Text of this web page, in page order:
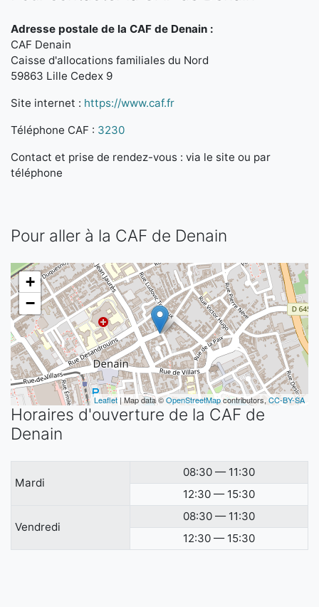
Adresse postale de la CAF de Denain :
CAF Denain
Caisse d'allocations familiales du Nord
59863 Lille Cedex 9
Site internet : https://www.caf.fr
Téléphone CAF : 3230
Contact et prise de rendez-vous : via le site ou par
téléphone
Pour aller à la CAF de Denain
+
−
Leaflet | Map data ©OpenStreetMapcontributors, CC-BY-SA
Horaires d'ouverture de la CAF de
Denain
Mardi
08:30 — 11:30
12:30 — 15:30
Vendredi
08:30 — 11:30
12:30 — 15:30